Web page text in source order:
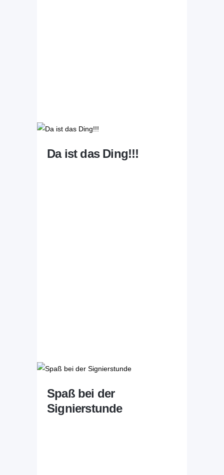
Da ist das Ding!!!
Spaß bei der
Signierstunde